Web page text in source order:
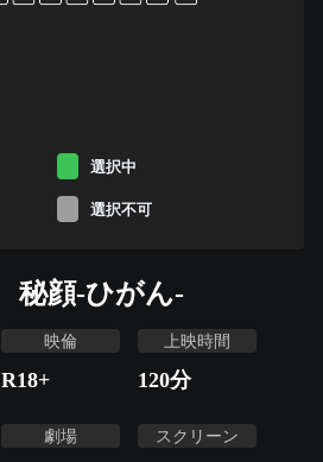
選択中
選択不可
秘顔-ひがん-
映倫
R18+
上映時間
120分
劇場 スクリーン